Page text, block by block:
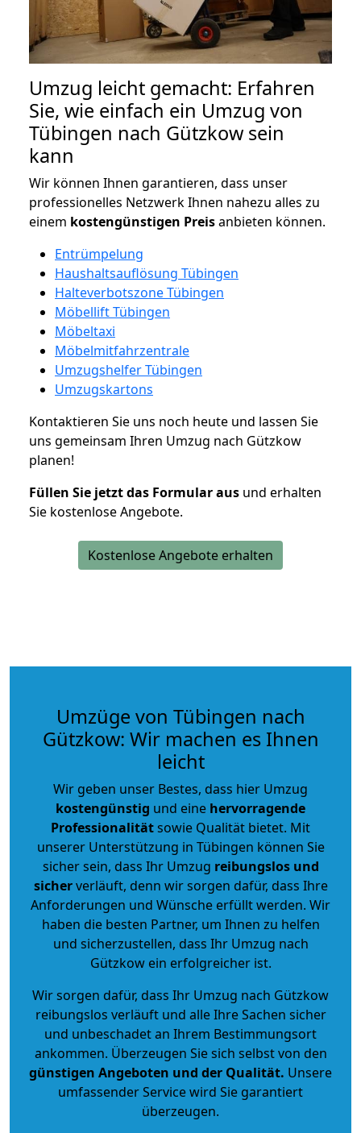
Umzug leicht gemacht: Erfahren
Sie, wie einfach ein Umzug von
Tübingen nach Gützkow sein
kann
Wir können Ihnen garantieren, dass unser
professionelles Netzwerk Ihnen nahezu alles zu
einem kostengünstigen Preisanbieten können.
Entrümpelung
Haushaltsauflösung Tübingen
Halteverbotszone Tübingen
Möbellift Tübingen
Möbeltaxi
Möbelmitfahrzentrale
Umzugshelfer Tübingen
Umzugskartons
Kontaktieren Sie uns noch heute und lassen Sie
uns gemeinsam Ihren Umzug nach Gützkow
planen!
Füllen Sie jetzt das Formular aus und erhalten
Sie kostenlose Angebote.
Kostenlose Angebote erhalten
Umzüge von Tübingen nach
Gützkow: Wir machen es Ihnen
leicht
Wir geben unser Bestes, dass hier Umzug
kostengünstig und eine hervorragende
Professionalitätsowie Qualität bietet. Mit
unserer Unterstützung in Tübingen können Sie
sicher sein, dass Ihr Umzug reibungslos und
sicherverläuft, denn wir sorgen dafür, dass Ihre
Anforderungen und Wünsche erfüllt werden. Wir
haben die besten Partner, um Ihnen zu helfen
und sicherzustellen, dass Ihr Umzug nach
Gützkow ein erfolgreicher ist.
Wir sorgen dafür, dass Ihr Umzug nach Gützkow
reibungslos verläuft und alle Ihre Sachen sicher
und unbeschadet an Ihrem Bestimmungsort
ankommen. Überzeugen Sie sich selbst von den
günstigen Angeboten und der Qualität. Unsere
umfassender Service wird Sie garantiert
überzeugen.